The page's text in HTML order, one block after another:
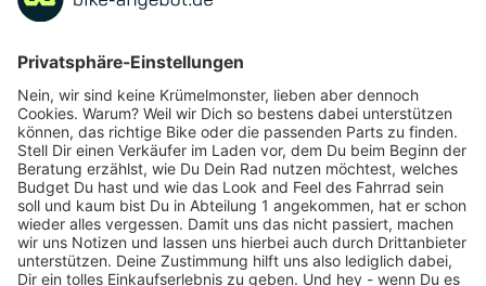
Beliebte Fahrrad-Kategorien
Marken-Highlights
TOP-Marken
ZAHLUNGSARTEN / RATENKAUF